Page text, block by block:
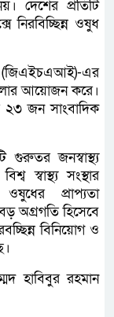
দেশের প্রতিটি
নিরবিচ্ছিন্ন ওষুধ
(জিএইচএআই)-এর
আয়োজন করে।
২৩ জন সাংবাদিক
গুরুতর জনস্বাস্থ্য
স্বাস্থ্য সংস্থার
ওষুধের প্রাপ্যতা
অগ্রগতি হিসেবে
বিনিয়োগ ও
হাবিবুর রহমান